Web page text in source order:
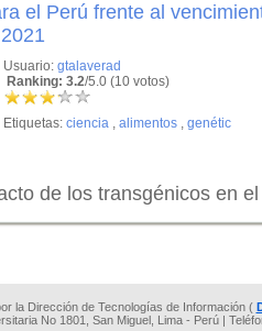
el Perú frente al
Usuario: gtalaverad
Ranking: 3.2/5.0 (10 votos)
Etiquetas: ciencia , alimentos , genétic
de los transgénicos en
la Dirección de Tecnologías de Información (
No 1801, San Miguel, Lima - Perú |